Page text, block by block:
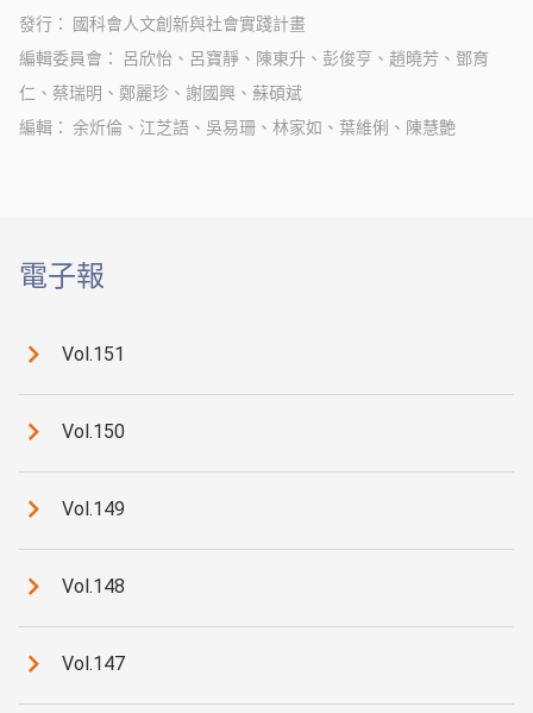
切入點，孕育獨特的未來想像。
發行
國科會人文創新與社會實踐計畫
編輯委員會
呂欣怡、呂寶靜、陳東升、彭俊亨、趙曉芳、鄧育
仁、蔡瑞明、鄭麗珍、謝國興、蘇碩斌
編輯
余炘倫、江芝語、吳易珊、林家如、葉維俐、陳慧艶
電子報
Vol.151
Vol.150
Vol.149
Vol.148
Vol.147